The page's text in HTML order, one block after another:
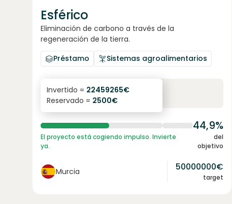
Esférico
Eliminación de carbono a través de la
regeneración de la tierra.
Préstamo
Sistemas agroalimentarios
6.3%
interés anual
Invertido = 22459265€
Reservado = 2500€
44,9%
El proyecto está cogiendo impulso. Invierte
ya.
del
objetivo
Murcia 50000000€
target